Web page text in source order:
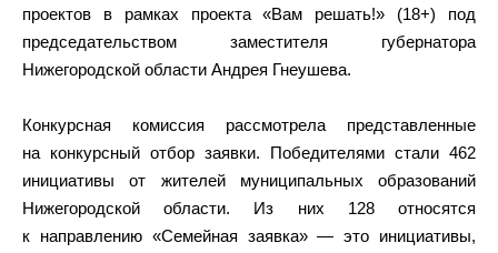
проектов в рамках проекта «Вам решать!» (18+) под
председательством заместителя губернатора
Нижегородской области Андрея Гнеушева.
Конкурсная комиссия рассмотрела представленные
на конкурсный отбор заявки. Победителями стали 462
инициативы от жителей муниципальных образований
Нижегородской области. Из них 128 относятся
к направлению «Семейная заявка» — это инициативы,